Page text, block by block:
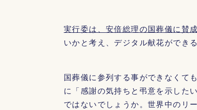
実行委は、安倍総理の国葬儀に賛
いかと考え、デジタル献花ができ
国葬儀に参列する事ができなくて
に「感謝の気持ちと弔意を示した
ではないでしょうか。世界中のリ